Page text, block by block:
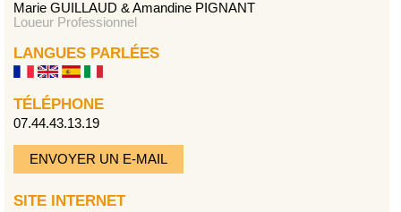
Marie GUILLAUD & Amandine PIGNANT
Loueur Professionnel
LANGUES PARLÉES
TÉLÉPHONE
07.44.43.13.19
ENVOYER UN E-MAIL
SITE INTERNET